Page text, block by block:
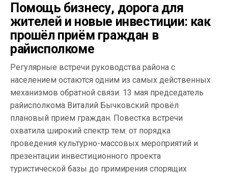
Помощь бизнесу, дорога для
жителей и новые инвестиции: как
прошёл приём граждан в
райисполкоме
Регулярные встречи руководства района с
населением остаются одним из самых действенных
механизмов обратной связи. 13 мая председатель
райисполкома Виталий Бычковский провёл
плановый приём граждан. Повестка встречи
охватила широкий спектр тем: от порядка
проведения культурно-массовых мероприятий и
презентации инвестиционного проекта
туристической базы до примирения спорящих